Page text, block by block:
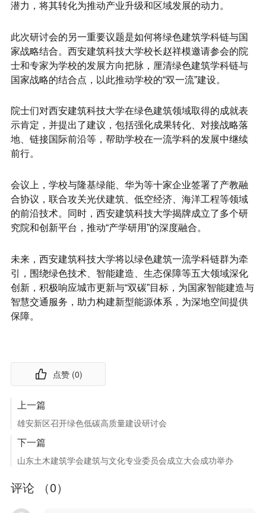
潜力，将其转化为推动产业升级和区域发展的动力。
此次研讨会的另一重要议题是如何将绿色建筑学科链与国
家战略结合。西安建筑科技大学校长赵祥模邀请参会的院
士和专家为学校的发展方向把脉，厘清绿色建筑学科链与
国家战略的结合点，以此推动学校的“双一流”建设。
院士们对西安建筑科技大学在绿色建筑领域取得的成就表
示肯定，并提出了建议，包括强化成果转化、对接战略落
地、链接国际前沿等，帮助学校在一流学科的发展中继续
前行。
会议上，学校与隆基绿能、华为等十家企业签署了产教融
合协议，联合攻关光伏建筑、低空经济、海洋工程等领域
的前沿技术。同时，西安建筑科技大学揭牌成立了多个研
究院和创新平台，推动“产学研用”的深度融合。
未来，西安建筑科技大学将以绿色建筑一流学科链群为牵
引，围绕绿色技术、智能建造、生态保障等五大领域深化
创新，积极响应城市更新与“双碳”目标，为国家智能建造与
智慧交通服务，助力构建新型能源体系，为深地空间提供
保障。
点赞 (0)
上一篇
雄安新区召开绿色低碳高质量建设研讨会
下一篇
山东土木建筑学会建筑与文化专业委员会成立大会成功举办
评论 （0）